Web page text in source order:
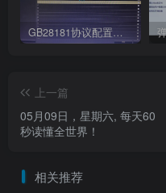
GB28181协议配置及常见问题（海康为例）
上一篇
05月09日，星期六, 每天60
秒读懂全世界！
相关推荐